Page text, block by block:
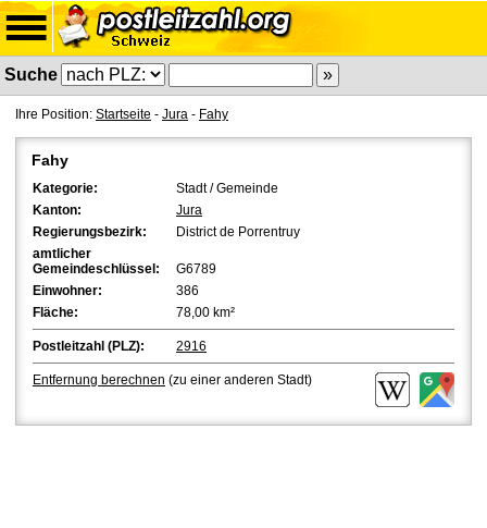
Suche
Ihre Position: Startseite - Jura - Fahy
Fahy
Kategorie:
Stadt / Gemeinde
Kanton:
Jura
Regierungsbezirk:
District de Porrentruy
amtlicher
Gemeindeschlüssel:
G6789
Einwohner:
386
Fläche:
78,00 km²
Postleitzahl (PLZ): 2916
Entfernung berechnen (zu einer anderen Stadt)